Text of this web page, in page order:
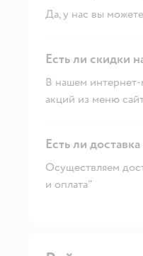
Да, у нас вы
Есть ли скидки
В нашем интернет-
акций из меню
Есть ли
Осуществляем
и оплата"